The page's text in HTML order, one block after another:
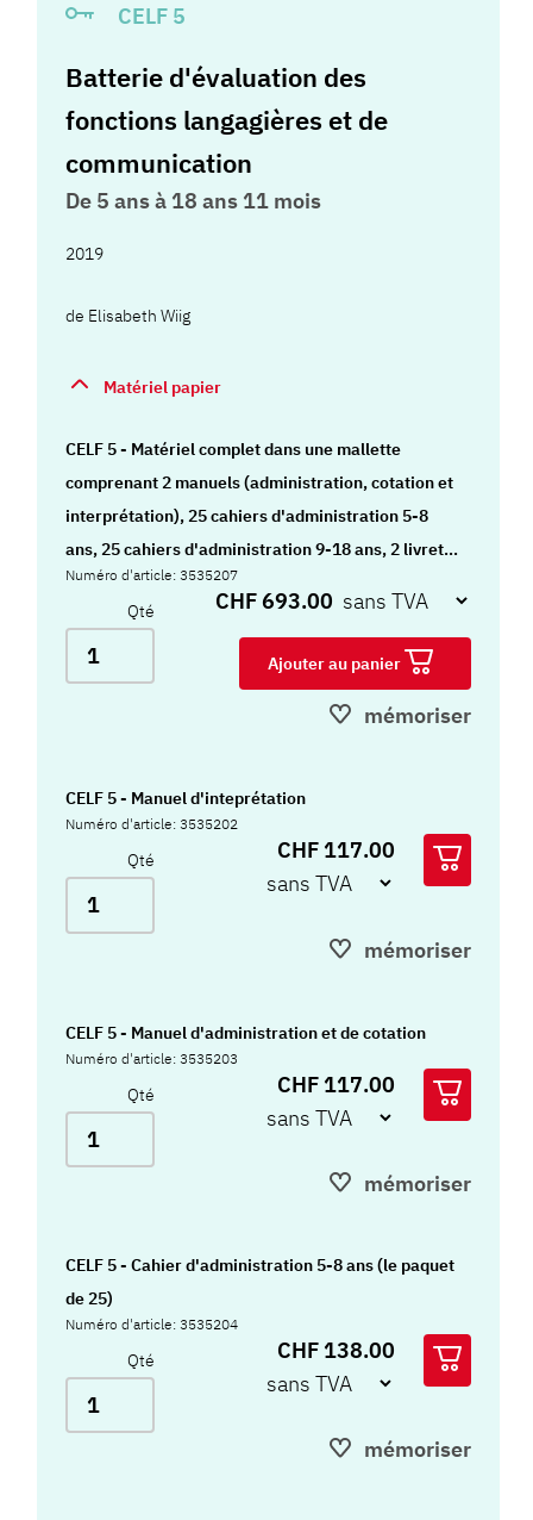
CELF 5
Batterie d'évaluation des
fonctions langagières et de
communication
De 5 ans à 18 ans 11 mois
2019
de Elisabeth Wiig
Matériel papier
CELF 5 - Matériel complet dans une mallette
comprenant 2 manuels (administration, cotation et
interprétation), 25 cahiers d'administration 5-8
ans, 25 cahiers d'administration 9-18 ans, 2 livrets
de stimuli, 50 feuillets Echelle d'observation de la
communication.
Numéro d'article: 3535207
Qté CHF 693.00
Ajouter au panier
mémoriser
CELF 5 - Manuel d'inteprétation
Numéro d'article: 3535202
Qté CHF 117.00
mémoriser
CELF 5 - Manuel d'administration et de cotation
Numéro d'article: 3535203
Qté CHF 117.00
mémoriser
CELF 5 - Cahier d'administration 5-8 ans (le paquet
de 25)
Numéro d'article: 3535204
Qté CHF 138.00
mémoriser